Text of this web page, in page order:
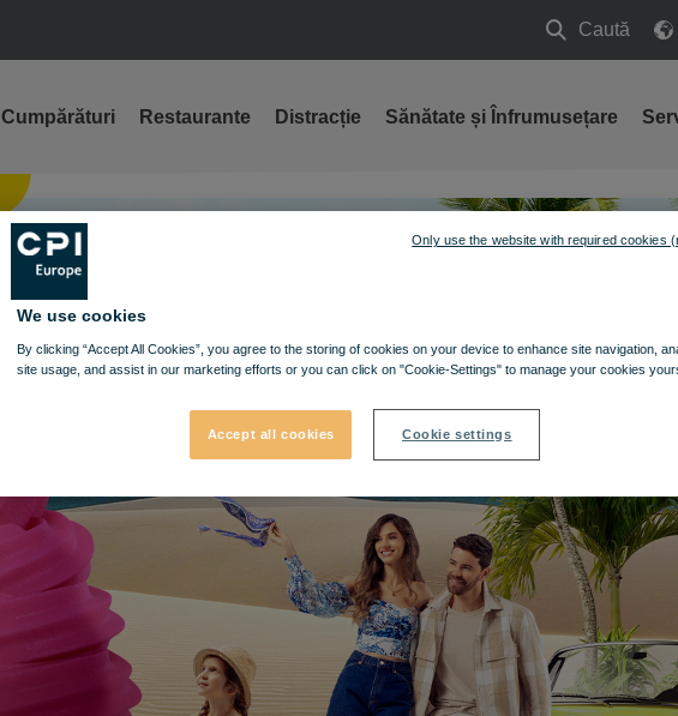
Caută
Caută
Cumpărături Restaurante Distracție Sănătate și Înfrumusețare
We use cookies
By clicking “Accept All Cookies”, you agree to the storing of cookies on your device to enhance site navigation,
site usage, and assist in our marketing efforts or you can click on "Cookie-Settings" to manage your cookies
Accept all cookies Cookie settings
Only use the website with required cookies